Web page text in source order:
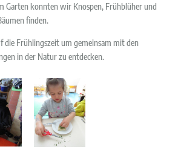
Garten konnten wir Knospen, Frühblüher und
finden.
die Frühlingszeit um gemeinsam mit den
in der Natur zu entdecken.